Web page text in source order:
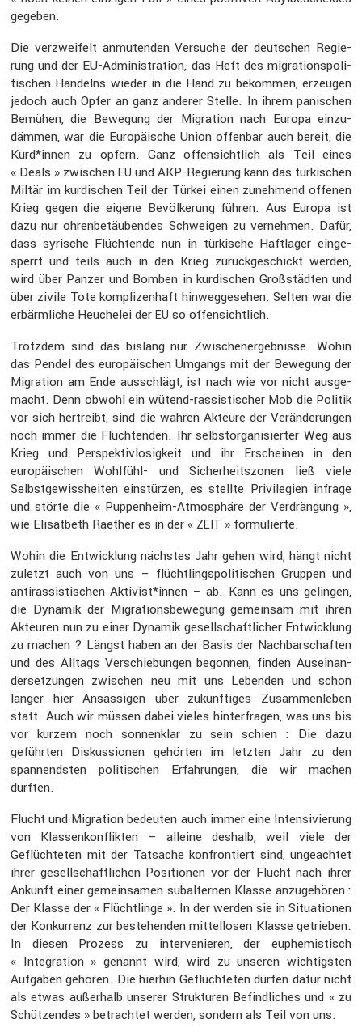
gegeben.
Die verzwei­felt anmutenden Versuche der deutschen Regie­
rung und der EU-Adminis­tra­tion, das Heft des migra­ti­ons­po­li­
ti­schen Handelns wieder in die Hand zu bekommen, erzeugen
jedoch auch Opfer an ganz anderer Stelle. In ihrem panischen
Bemühen, die Bewegung der Migra­tion nach Europa einzu­
dämmen, war die Europäi­sche Union offenbar auch bereit, die
Kurd*innen zu opfern. Ganz offen­sicht­lich als Teil eines
« Deals » zwischen EU und AKP-Regie­rung kann das türki­schen
Miltär im kurdi­schen Teil der Türkei einen zuneh­mend offenen
Krieg gegen die eigene Bevöl­ke­rung führen. Aus Europa ist
dazu nur ohren­be­täu­bendes Schweigen zu vernehmen. Dafür,
dass syrische Flüch­tende nun in türki­sche Haftlager einge­
sperrt und teils auch in den Krieg zurück­ge­schickt werden,
wird über Panzer und Bomben in kurdi­schen Großstädten und
über zivile Tote kompli­zen­haft hinweg­ge­sehen. Selten war die
erbärm­liche Heuchelei der EU so offen­sicht­lich.
Trotzdem sind das bislang nur Zwischen­er­geb­nisse. Wohin
das Pendel des europäi­schen Umgangs mit der Bewegung der
Migra­tion am Ende ausschlägt, ist nach wie vor nicht ausge­
macht. Denn obwohl ein wütend-rassis­ti­scher Mob die Politik
vor sich hertreibt, sind die wahren Akteure der Verän­de­rungen
noch immer die Flüch­tenden. Ihr selbst­or­ga­ni­sierter Weg aus
Krieg und Perspek­tiv­lo­sig­keit und ihr Erscheinen in den
europäi­schen Wohlfühl- und Sicher­heits­zonen ließ viele
Selbst­ge­wiss­heiten einstürzen, es stellte Privi­le­gien infrage
und störte die « Puppen­heim-Atmosphäre der Verdrän­gung »,
wie Elisat­beth Raether es in der « ZEIT » formu­lierte.
Wohin die Entwick­lung nächstes Jahr gehen wird, hängt nicht
zuletzt auch von uns – flücht­lings­po­li­ti­schen Gruppen und
antiras­sis­ti­schen Aktivist*innen – ab. Kann es uns gelingen,
die Dynamik der Migra­ti­ons­be­we­gung gemeinsam mit ihren
Akteuren nun zu einer Dynamik gesell­schaft­li­cher Entwick­lung
zu machen ? Längst haben an der Basis der Nachbar­schaften
und des Alltags Verschie­bungen begonnen, finden Ausein­an­
der­set­zungen zwischen neu mit uns Lebenden und schon
länger hier Ansäs­sigen über zukünf­tiges Zusam­men­leben
statt. Auch wir müssen dabei vieles hinter­fragen, was uns bis
vor kurzem noch sonnen­klar zu sein schien : Die dazu
geführten Diskus­sionen gehörten im letzten Jahr zu den
spannendsten politi­schen Erfah­rungen, die wir machen
durften.
Flucht und Migra­tion bedeuten auch immer eine Inten­si­vie­rung
von Klassen­kon­flikten – alleine deshalb, weil viele der
Geflüch­teten mit der Tatsache konfron­tiert sind, ungeachtet
ihrer gesell­schaft­li­chen Positionen vor der Flucht nach ihrer
Ankunft einer gemein­samen subal­ternen Klasse anzuge­hören :
Der Klasse der « Flücht­linge ». In der werden sie in Situa­tionen
der Konkur­renz zur bestehenden mittel­losen Klasse getrieben.
In diesen Prozess zu inter­ve­nieren, der euphe­mis­tisch
« Integra­tion » genannt wird, wird zu unseren wichtigsten
Aufgaben gehören. Die hierhin Geflüch­teten dürfen dafür nicht
als etwas außer­halb unserer Struk­turen Befind­li­ches und « zu
Schüt­zendes » betrachtet werden, sondern als Teil von uns.